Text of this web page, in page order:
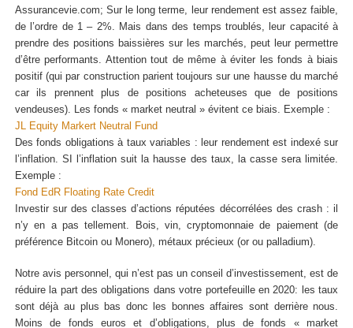
Assurancevie.com; Sur le long terme, leur rendement est assez faible,
de l’ordre de 1 – 2%. Mais dans des temps troublés, leur capacité à
prendre des positions baissières sur les marchés, peut leur permettre
d’être performants. Attention tout de même à éviter les fonds à biais
positif (qui par construction parient toujours sur une hausse du marché
car ils prennent plus de positions acheteuses que de positions
vendeuses). Les fonds « market neutral » évitent ce biais. Exemple :
JL Equity Markert Neutral Fund
Des fonds obligations à taux variables : leur rendement est indexé sur
l’inflation. SI l’inflation suit la hausse des taux, la casse sera limitée.
Exemple :
Fond EdR Floating Rate Credit
Investir sur des classes d’actions réputées décorrélées des crash : il
n’y en a pas tellement. Bois, vin, cryptomonnaie de paiement (de
préférence Bitcoin ou Monero), métaux précieux (or ou palladium).
Notre avis personnel, qui n’est pas un conseil d’investissement, est de
réduire la part des obligations dans votre portefeuille en 2020: les taux
sont déjà au plus bas donc les bonnes affaires sont derrière nous.
Moins de fonds euros et d’obligations, plus de fonds « market